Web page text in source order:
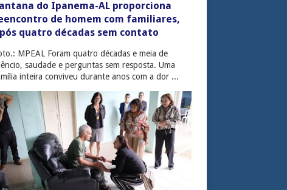
do Ipanema-AL proporciona
de homem com familiares,
quatro décadas sem contato
MPEAL Foram quatro décadas e meia de
saudade e perguntas sem resposta. Uma
inteira conviveu durante anos com a dor ...